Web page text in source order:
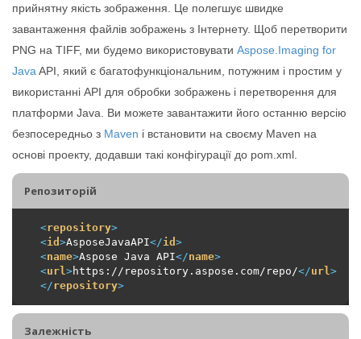
прийнятну якість зображення. Це полегшує швидке
завантаження файлів зображень з Інтернету. Щоб перетворити
PNG на TIFF, ми будемо використовувати Aspose.Imaging for
Java API, який є багатофункціональним, потужним і простим у
використанні API для обробки зображень і перетворення для
платформи Java. Ви можете завантажити його останню версію
безпосередньо з Maven і встановити на своєму Maven на
основі проекту, додавши такі конфігурації до pom.xml.
Репозиторiй
<repository>
<id >AsposeJavaAPI</id >
<name>Aspose Java API</name>
<url >https://repository.aspose.com/repo/</url >
</repository>
Залежність